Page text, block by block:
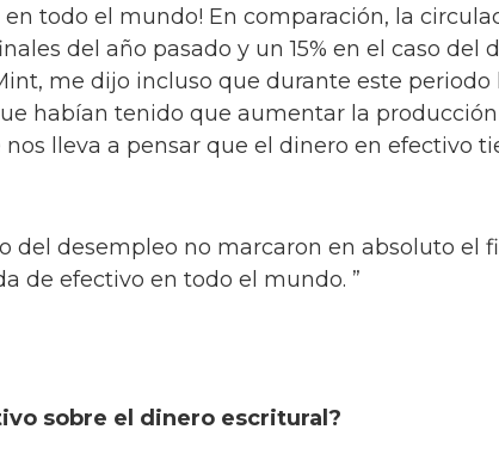
todo el mundo! En comparación, la
del año pasado y un 15% en el caso del
me dijo incluso que durante este periodo
habían tenido que aumentar la
lleva a pensar que el dinero en efectivo
del desempleo no marcaron en absoluto el
de efectivo en todo el mundo. ”
sobre el dinero escritural?